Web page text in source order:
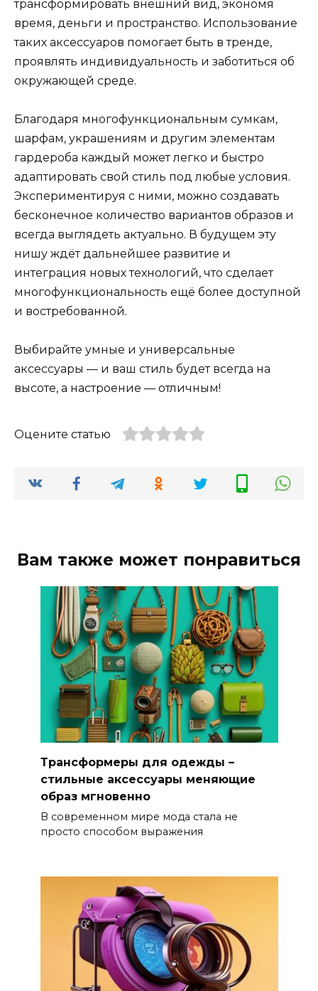
трансформировать внешний вид, экономя
время, деньги и пространство. Использование
таких аксессуаров помогает быть в тренде,
проявлять индивидуальность и заботиться об
окружающей среде.
Благодаря многофункциональным сумкам,
шарфам, украшениям и другим элементам
гардероба каждый может легко и быстро
адаптировать свой стиль под любые условия.
Экспериментируя с ними, можно создавать
бесконечное количество вариантов образов и
всегда выглядеть актуально. В будущем эту
нишу ждёт дальнейшее развитие и
интеграция новых технологий, что сделает
многофункциональность ещё более доступной
и востребованной.
Выбирайте умные и универсальные
аксессуары — и ваш стиль будет всегда на
высоте, а настроение — отличным!
Оцените статью
Вам также может понравиться
Трансформеры для одежды –
стильные аксессуары меняющие
образ мгновенно
В современном мире мода стала не
просто способом выражения